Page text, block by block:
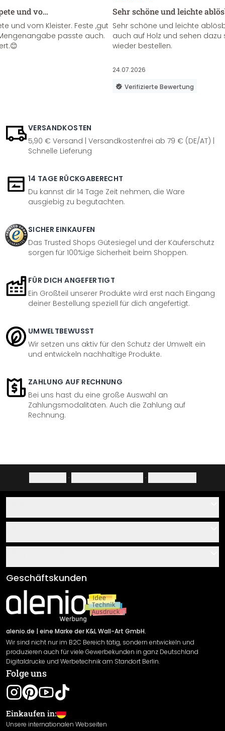
und vo…
und vom Kleister. Feste ,gut
passte auch.
Sehr schöne und leichte
Sehr schöne und leichte
auch auf Holz und sehen
wieder bestellen.
24.07.2026
Verifizierte Bewertung
VERSANDKOSTEN
5,90 € Versand | Versandkostenfrei ab 79 € (DE/AT) |
Schnelle Lieferung
14 TAGE RÜCKGABERECHT
Du kannst dir 14 Tage Zeit nehmen, die Ware
ausgiebig zu begutachten.
SICHER EINKAUFEN
Das Trusted Shops Gütesiegel und der Käuferschutz
sorgen für 100%ige Sicherheit beim Shoppen.
FÜR DICH ANGEFERTIGT
Ein Großteil unserer Produkte wird erst nach Eingang
deiner Bestellung speziell für dich angefertigt.
UMWELTBEWUSST
Wir setzen uns aktiv für den Schutz der Umwelt ein
und entwickeln nachhaltige Produkte.
ZAHLUNG AUF RECHNUNG
Bei uns hast du eine große Auswahl an
Zahlungsmodalitäten. Auch die Zahlung auf
Rechnung.
· ·
Über uns
Klebe- und Montageanleitungen
Newsletter An-/Abmeldung
Sendungsverfolgung
AGB
Impressum
Versand & Zahlung
Rücksendung
Widerrufsrecht
Datenschutzerklärung
Gewährleistung
Leistungserklärung / CE-Zeichen
Cookie Einstellungen
Geschäftskunden
alenio.de | eine Marke der K&L Wall-Art GmbH.
Wir sind nicht nur im B2C Bereich tätig, sondern entwickeln und
produzieren auch für viele Gewerbekunden in ganz Deutschland
Digitaldrucke und Werbetechnik am Standort Berlin.
Folge uns
Einkaufen in:
Unsere internationalen Webseiten